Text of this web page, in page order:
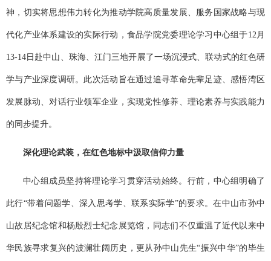
神，切实将思想伟力转化为推动学院高质量发展、服务国家战略与现
代化产业体系建设的实际行动，食品学院党委理论学习中心组于12月
13-14日 赴中山、珠海、江门三地开展了一场沉浸式、联动式的红色研
学与产业深度调研。此次活动旨在通过追寻革命先辈足迹、感悟湾区
发展脉动、对话行业领军企业，实现党性修养、理论素养与实践能力
的同步提升。
深化理论武装，在红色地标中汲取信仰力量
中心组成员坚持将理论学习贯穿活动始终。行前，中心组明确了
此行“带着问题学、深入思考学、联系实际学”的要求。在中山市孙中
山故居纪念馆和杨殷烈士纪念展览馆，同志们不仅重温了近代以来中
华民族寻求复兴的波澜壮阔历史，更从孙中山先生“振兴中华”的毕生